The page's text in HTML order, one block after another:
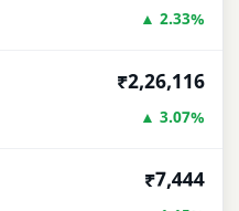
▲ 2.33%
₹2,26,116
▲ 3.07%
₹7,444